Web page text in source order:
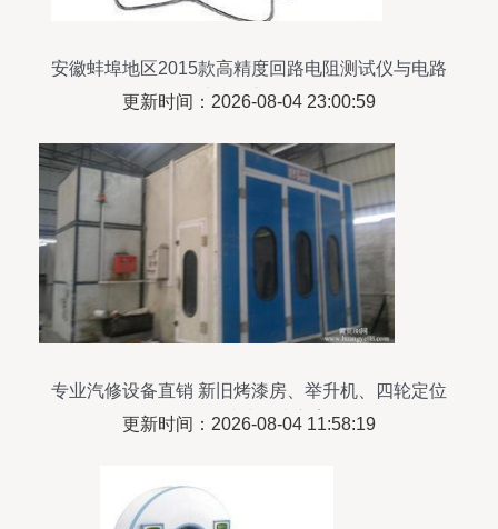
安徽蚌埠地区2015款高精度回路电阻测试仪与电路
板在线维修仪市场报价参考
更新时间：2026-08-04 23:00:59
专业汽修设备直销 新旧烤漆房、举升机、四轮定位
仪等一站式解决方案
更新时间：2026-08-04 11:58:19